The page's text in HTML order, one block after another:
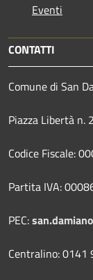
Eventi
CONTATTI
Comune di San
Piazza Libertà n.
Codice Fiscale:
Partita IVA:
PEC:
Centralino: 0141